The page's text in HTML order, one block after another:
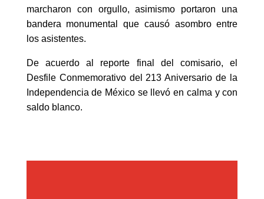
marcharon con orgullo, asimismo portaron una
bandera monumental que causó asombro entre
los asistentes.
De acuerdo al reporte final del comisario, el
Desfile Conmemorativo del 213 Aniversario de la
Independencia de México se llevó en calma y con
saldo blanco.